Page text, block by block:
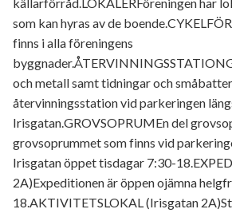
som kan hyras av de
finns i alla föreningens
och metall samt tidningar och
återvinningsstation vid parkeringen
Irisgatan.GROVSOPRUMEn del
grovsoprummet som finns vid
Irisgatan öppet tisdagar 7:30-
2A)Expeditionen är öppen ojämna
18.AKTIVITETSLOKAL (Irisgatan